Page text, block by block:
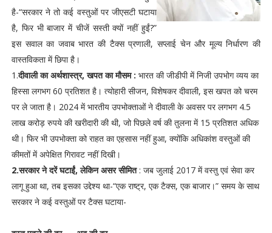
है-“सरकार ने तो कई वस्तुओं पर जीएसटी घटाया
है, फिर भी बाजार में चीजें सस्ती क्यों नहीं हुईं?”
इस सवाल का जवाब भारत की टैक्स प्रणाली, सप्लाई चेन और मूल्य निर्धारण की
वास्तविकता में छिपा है।
1.दीवाली का अर्थशास्त्र, खपत का मौसम : भारत की जीडीपी में निजी उपभोग व्यय का
हिस्सा लगभग 60 प्रतिशत है। त्योहारी सीजन, विशेषकर दीवाली, इस खपत को चरम
पर ले जाता है। 2024 में भारतीय उपभोक्ताओं ने दीवाली के अवसर पर लगभग 4.5
लाख करोड़ रुपये की खरीदारी की थी, जो पिछले वर्ष की तुलना में 15 प्रतिशत अधिक
थी। फिर भी उपभोक्ता को राहत का एहसास नहीं हुआ, क्योंकि अधिकांश वस्तुओं की
कीमतों में अपेक्षित गिरावट नहीं दिखी।
2.सरकार ने दरें घटाईं, लेकिन असर सीमित: जब जुलाई 2017 में वस्तु एवं सेवा कर
लागू हुआ था, तब इसका उद्देश्य था-“एक राष्ट्र, एक टैक्स, एक बाजार।” समय के साथ
सरकार ने कई वस्तुओं पर टैक्स घटाया-